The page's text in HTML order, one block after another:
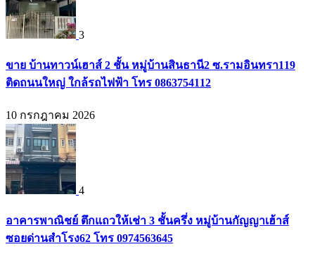
3
ขาย บ้านทาวน์เฮาส์ 2 ชั้น หมู่บ้านสินธานี2 ซ.รามอินทรา119
ติดถนนใหญ่ ใกล้รถไฟฟ้า โทร 0863754112
10 กรกฎาคม 2026
4
อาคารพาณิชย์ ตึกแถวให้เช่า 3 ชั้นครึ่ง หมู่บ้านกัญญาเฮ้าส์
ซอยด่านสำโรง62 โทร 0974563645